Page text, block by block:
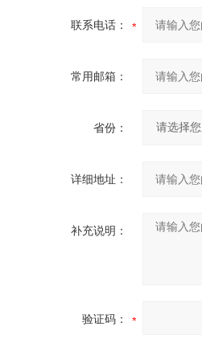
联系电话：
常用邮箱：
省份：
详细地址：
补充说明：
验证码：